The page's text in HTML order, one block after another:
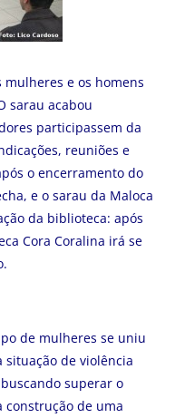
e os homens
sarau acabou
participassem da
reuniões e
o encerramento do
e o sarau da Maloca
da biblioteca: após
Cora Coralina irá se
de mulheres se uniu
de violência
superar o
construção de uma